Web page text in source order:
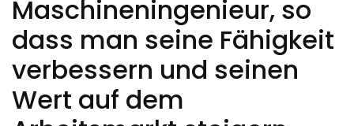
Maschineningenieur, so
dass man seine Fähigkeit
verbessern und seinen
Wert auf dem